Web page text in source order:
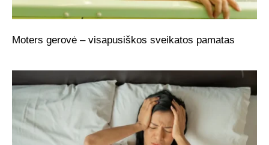
Moters gerovė – visapusiškos sveikatos pamatas